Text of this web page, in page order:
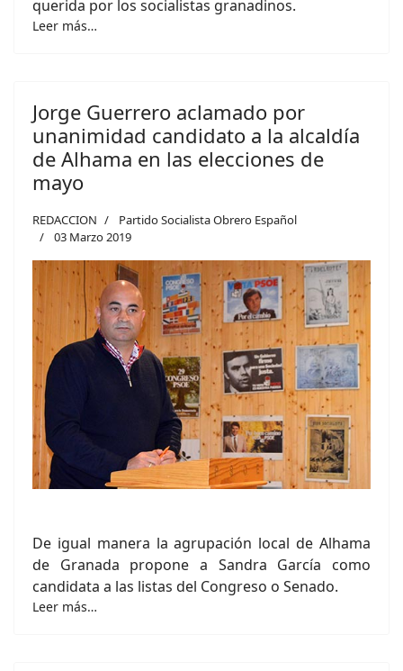
querida por los socialistas granadinos.
Leer más…
Jorge Guerrero aclamado por
unanimidad candidato a la alcaldía
de Alhama en las elecciones de
mayo
REDACCION
Partido Socialista Obrero Español
03 Marzo 2019
De igual manera la agrupación local de Alhama
de Granada propone a Sandra García como
candidata a las listas del Congreso o Senado.
Leer más…